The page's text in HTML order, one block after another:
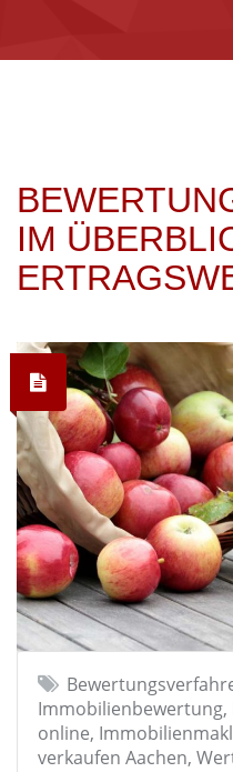
IM
online,
verkaufen Aachen,